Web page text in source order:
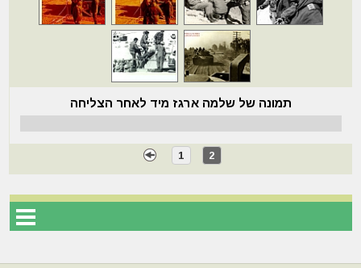
תמונה של שלמה ארגז מיד לאחר הצליחה
1 2